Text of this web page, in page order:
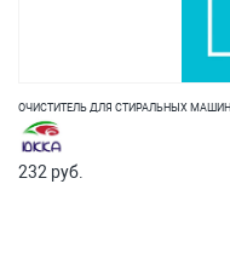
ОЧИСТИТЕЛЬ ДЛЯ СТИРАЛЬНЫХ МАШИН
232 руб.